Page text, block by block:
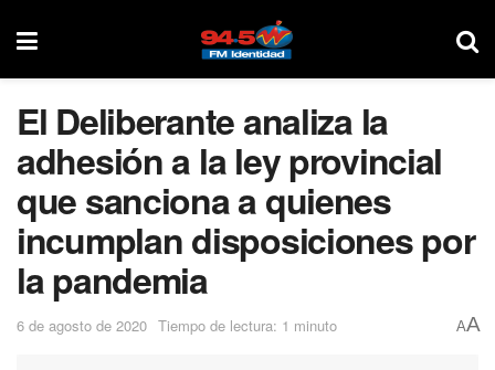
El Deliberante analiza la
adhesión a la ley provincial
que sanciona a quienes
incumplan disposiciones por
la pandemia
6 de agosto de 2020 Tiempo de lectura: 1 minuto AA